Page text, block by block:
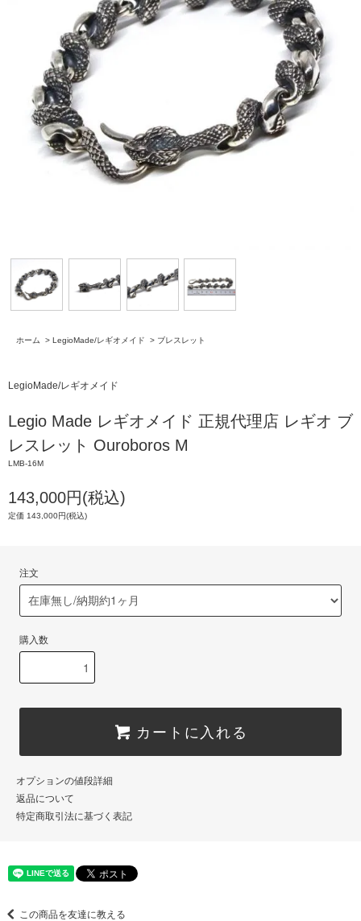
ホーム > LegioMade/レギオメイド > ブレスレット
LegioMade/レギオメイド
Legio Made レギオメイド 正規代理店 レギオ ブ
レスレット Ouroboros M
LMB-16M
143,000円(税込)
定価 143,000円(税込)
注文
購入数
カートに入れる
オプションの値段詳細
返品について
特定商取引法に基づく表記
この商品を友達に教える